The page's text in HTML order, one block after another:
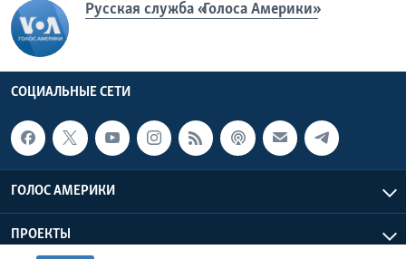
Русская служба «Голоса Америки»
СОЦИАЛЬНЫЕ СЕТИ
ГОЛОС АМЕРИКИ
ПРОЕКТЫ